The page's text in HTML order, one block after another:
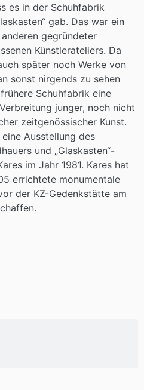
es in der Schuhfabrik
gab. Das war ein
gegründeter
Künstlerateliers. Da
später noch Werke von
sonst nirgends zu sehen
Schuhfabrik eine
junger, noch nicht
zeitgenössischer Kunst.
Ausstellung des
und „Glaskasten“-
im Jahr 1981. Kares hat
errichtete monumentale
der KZ-Gedenkstätte am